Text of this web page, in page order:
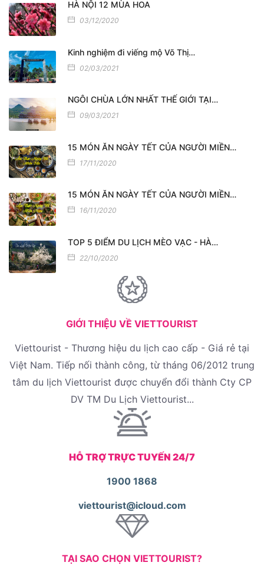
HÀ NỘI 12 MÙA HOA
03/12/2020
Kinh nghiệm đi viếng mộ Võ Thị…
02/03/2021
NGÔI CHÙA LỚN NHẤT THẾ GIỚI TẠI…
09/03/2021
15 MÓN ĂN NGÀY TẾT CỦA NGƯỜI MIỀN…
17/11/2020
15 MÓN ĂN NGÀY TẾT CỦA NGƯỜI MIỀN…
16/11/2020
TOP 5 ĐIỂM DU LỊCH MÈO VẠC - HÀ…
22/10/2020
GIỚI THIỆU VỀ VIETTOURIST
Viettourist - Thương hiệu du lịch cao cấp - Giá rẻ tại
Việt Nam. Tiếp nối thành công, từ tháng 06/2012 trung
tâm du lịch Viettourist được chuyển đổi thành Cty CP
DV TM Du Lịch Viettourist...
HỖ TRỢ TRỰC TUYẾN 24/7
1900 1868
viettourist@icloud.com
TẠI SAO CHỌN VIETTOURIST?